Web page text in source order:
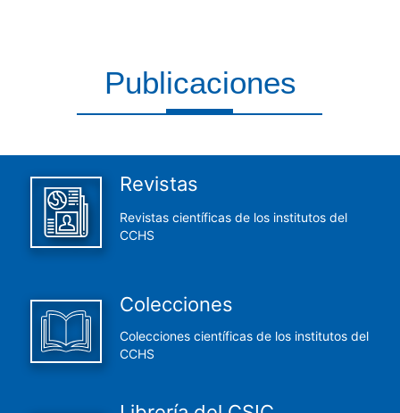
Publicaciones
Revistas
Revistas científicas de los institutos del
CCHS
Colecciones
Colecciones científicas de los institutos del
CCHS